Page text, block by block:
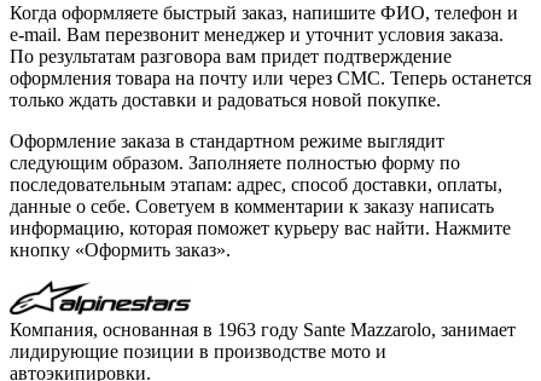
Когда оформляете быстрый заказ, напишите ФИО, телефон и
e-mail. Вам перезвонит менеджер и уточнит условия заказа.
По результатам разговора вам придет подтверждение
оформления товара на почту или через СМС. Теперь останется
только ждать доставки и радоваться новой покупке.
Оформление заказа в стандартном режиме выглядит
следующим образом. Заполняете полностью форму по
последовательным этапам: адрес, способ доставки, оплаты,
данные о себе. Советуем в комментарии к заказу написать
информацию, которая поможет курьеру вас найти. Нажмите
кнопку «Оформить заказ».
Компания, основанная в 1963 году Sante Mazzarolo, занимает
лидирующие позиции в производстве мото и
автоэкипировки.